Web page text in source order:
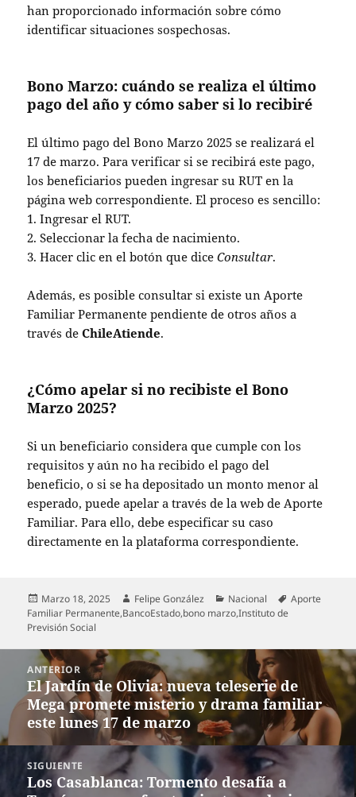
han proporcionado información sobre cómo
identificar situaciones sospechosas.
Bono Marzo: cuándo se realiza el último
pago del año y cómo saber si lo recibiré
El último pago del Bono Marzo 2025 se realizará el
17 de marzo. Para verificar si se recibirá este pago,
los beneficiarios pueden ingresar su RUT en la
página web correspondiente. El proceso es sencillo:
1. Ingresar el RUT.
2. Seleccionar la fecha de nacimiento.
3. Hacer clic en el botón que diceConsultar.
Además, es posible consultar si existe un Aporte
Familiar Permanente pendiente de otros años a
través deChileAtiende.
¿Cómo apelar si no recibiste el Bono
Marzo 2025?
Si un beneficiario considera que cumple con los
requisitos y aún no ha recibido el pago del
beneficio, o si se ha depositado un monto menor al
esperado, puede apelar a través de la web de Aporte
Familiar. Para ello, debe especificar su caso
directamente en la plataforma correspondiente.
Publicado
el
Marzo 18, 2025 Autor
Felipe González Categorías
Nacional Etiquetas
Aporte
Familiar Permanente,BancoEstado,bono marzo,Instituto de
Previsión Social
Navegación
entradas
ANTERIOR
Entrada
anterior:
El Jardín de Olivia: nueva teleserie de
Mega promete misterio y drama familiar
este lunes 17 de marzo
SIGUIENTE
Entrada
Los Casablanca: Tormento desafía a